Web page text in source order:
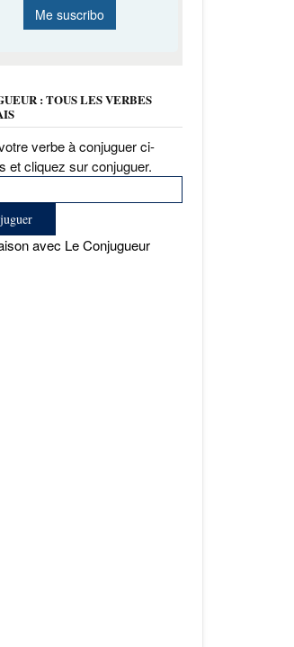
: TOUS LES VERBES
verbe à conjuguer ci-
et cliquez sur conjuguer.
avec Le Conjugueur